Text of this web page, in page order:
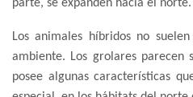
parte, se expanden hacia el norte.
Los animales híbridos no
ambiente. Los grolares parecen
posee algunas características